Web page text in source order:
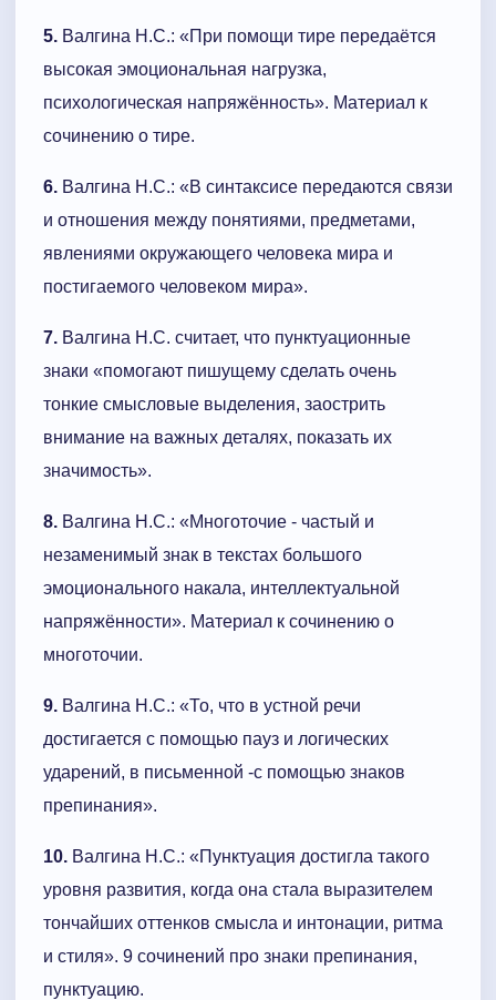
5. Валгина Н.С.: «При помощи тире передаётся
высокая эмоциональная нагрузка,
психологическая напряжённость». Материал к
сочинению о тире.
6. Валгина Н.С.: «В синтаксисе передаются связи
и отношения между понятиями, предметами,
явлениями окружающего человека мира и
постигаемого человеком мира».
7. Валгина Н.С. считает, что пунктуационные
знаки «помогают пишущему сделать очень
тонкие смысловые выделения, заострить
внимание на важных деталях, показать их
значимость».
8. Валгина Н.С.: «Многоточие - частый и
незаменимый знак в текстах большого
эмоционального накала, интеллектуальной
напряжённости». Материал к сочинению о
многоточии.
9. Валгина Н.С.: «То, что в устной речи
достигается с помощью пауз и логических
ударений, в письменной -с помощью знаков
препинания».
10. Валгина Н.С.: «Пунктуация достигла такого
уровня развития, когда она стала выразителем
тончайших оттенков смысла и интонации, ритма
и стиля». 9 сочинений про знаки препинания,
пунктуацию.